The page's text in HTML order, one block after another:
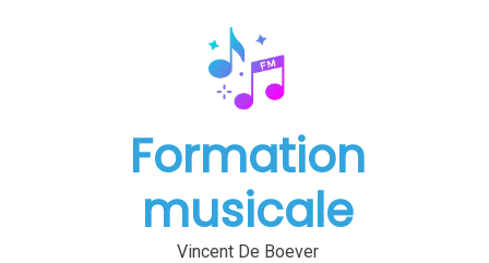
Formation
musicale
Vincent De Boever